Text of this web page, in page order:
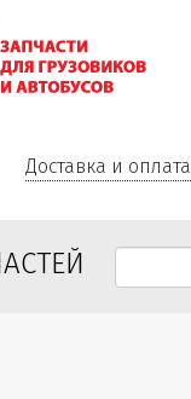
Доставка и оплата